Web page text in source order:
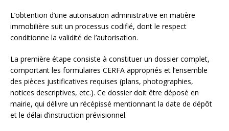
L’obtention d’une autorisation administrative en matière
immobilière suit un processus codifié, dont le respect
conditionne la validité de l’autorisation.
La première étape consiste à constituer un dossier complet,
comportant les formulaires CERFA appropriés et l’ensemble
des pièces justificatives requises (plans, photographies,
notices descriptives, etc.). Ce dossier doit être déposé en
mairie, qui délivre un récépissé mentionnant la date de dépôt
et le délai d’instruction prévisionnel.